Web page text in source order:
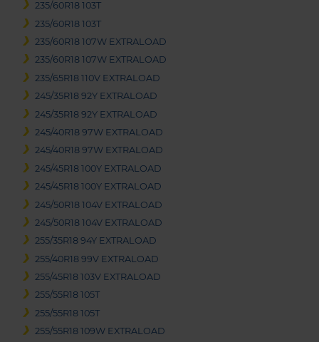
235/60R18 103T
235/60R18 103T
235/60R18 107W EXTRALOAD
235/60R18 107W EXTRALOAD
235/65R18 110V EXTRALOAD
245/35R18 92Y EXTRALOAD
245/35R18 92Y EXTRALOAD
245/40R18 97W EXTRALOAD
245/40R18 97W EXTRALOAD
245/45R18 100Y EXTRALOAD
245/45R18 100Y EXTRALOAD
245/50R18 104V EXTRALOAD
245/50R18 104V EXTRALOAD
255/35R18 94Y EXTRALOAD
255/40R18 99V EXTRALOAD
255/45R18 103V EXTRALOAD
255/55R18 105T
255/55R18 105T
255/55R18 109W EXTRALOAD